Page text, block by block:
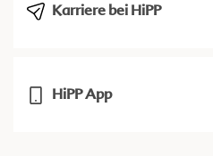
Karriere bei HiPP
HiPP App